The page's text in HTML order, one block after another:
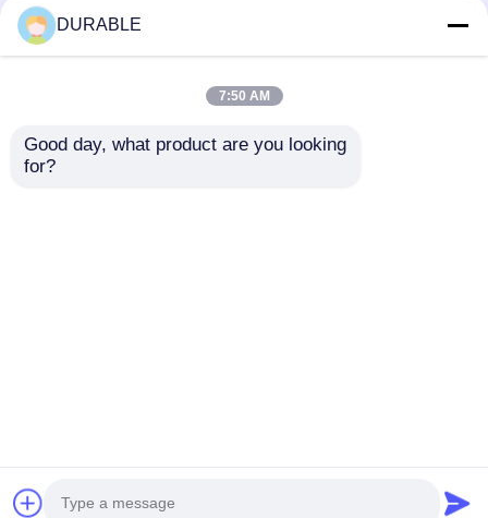
χειρισμό αποβλήτων
POWER TECHNOLOGY CO.,LTD. All Rights
DURABLE
7:50 AM
Good day, what product are you looking
for?